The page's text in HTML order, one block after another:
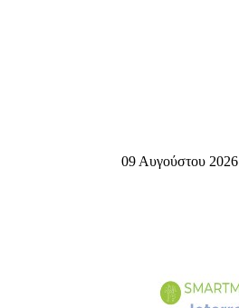
09 Αυγούστου 2026